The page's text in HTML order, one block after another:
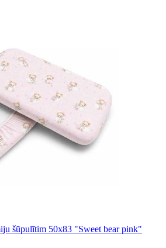
šūpulītim 50x83 "Sweet bear pink"